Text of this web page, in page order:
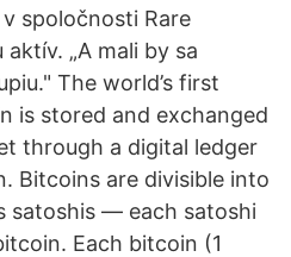
spoločnosti Rare
„A mali by sa
The world’s first
is stored and exchanged
through a digital ledger
Bitcoins are divisible into
satoshis — each satoshi
Each bitcoin (1